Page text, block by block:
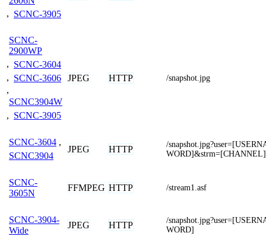
, SCNC-3905
SCNC-
2900WP
, SCNC-3604
, SCNC-3606
,
SCNC3904W
, SCNC-3905
JPEG HTTP /snapshot.jpg
SCNC-3604 ,
SCNC3904
JPEG HTTP
/
WORD]&strm=[CHANNEL]
SCNC-
3605N
FFMPEG HTTP /stream1.asf
SCNC-3904-
Wide
JPEG HTTP
/
WORD]